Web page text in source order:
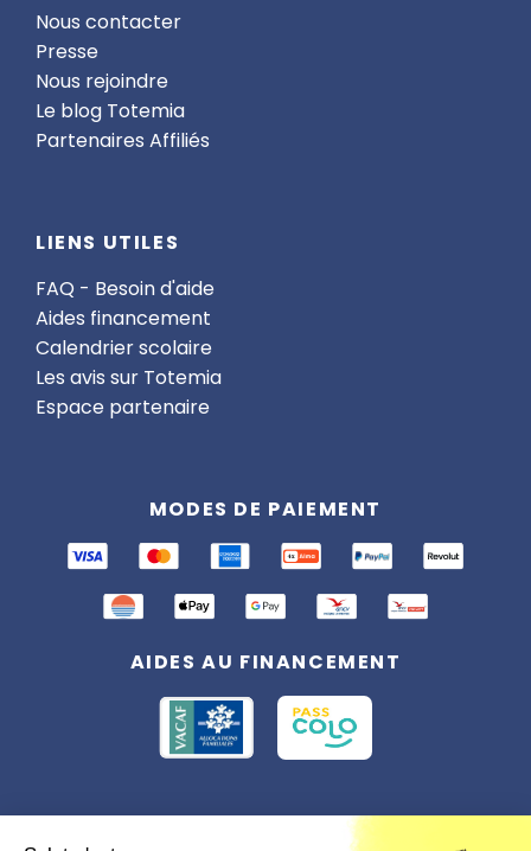
Nous contacter
Presse
Nous rejoindre
Le blog Totemia
Partenaires Affiliés
LIENS UTILES
FAQ - Besoin d'aide
Aides financement
Calendrier scolaire
Les avis sur Totemia
Espace partenaire
MODES DE PAIEMENT
AIDES AU FINANCEMENT
Conformément à la réglementation applicable en matière de données